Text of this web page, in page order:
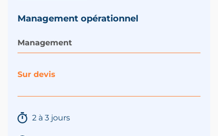
Management opérationnel
Management
Sur devis
2 à 3 jours